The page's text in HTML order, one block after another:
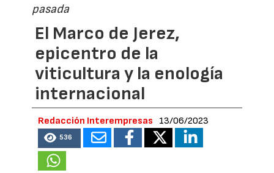
pasada
El Marco de Jerez,
epicentro de la
viticultura y la enología
internacional
Redacción Interempresas 13/06/2023
536